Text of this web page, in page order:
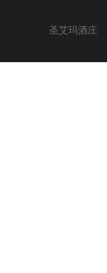
圣艾玛酒庄